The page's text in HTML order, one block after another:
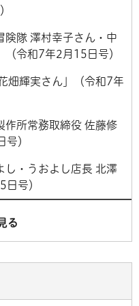
険隊 澤村幸子さん・中
令和7年2月15日号）
畑輝実さん」（令和7年
作所常務取締役 佐藤修
）
し・うおよし店長 北澤
号）
る